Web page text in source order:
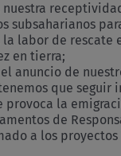
nuestra
subsaharianos
la labor de
en tierra;
anuncio de
que
la
de
a los